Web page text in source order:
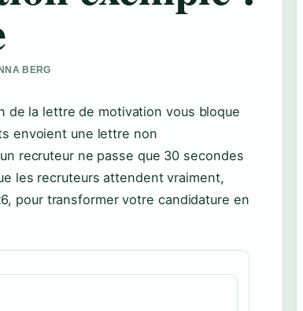
BERG
de la lettre de motivation vous bloque
envoient une lettre non
recruteur ne passe que 30 secondes
les recruteurs attendent vraiment,
pour transformer votre candidature en